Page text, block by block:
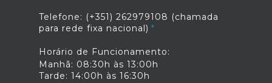
Telefone: (+351) 262979108 (chamada
para rede fixa nacional)
Horário de Funcionamento:
Manhã: 08:30h às 13:00h
Tarde: 14:00h às 16:30h